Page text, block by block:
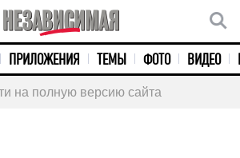
ПРИЛОЖЕНИЯ ТЕМЫ ФОТО ВИДЕО
на полную версию сайта